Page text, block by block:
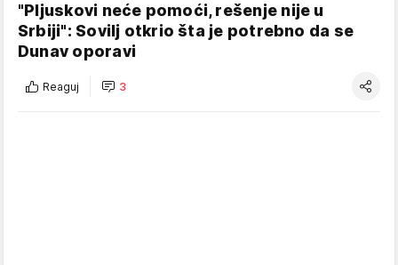
"Pljuskovi neće pomoći, rešenje nije u
Srbiji": Sovilj otkrio šta je potrebno da se
Dunav oporavi
Reaguj 3